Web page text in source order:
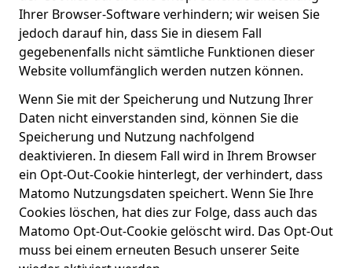
Ihrer Browser-Software verhindern; wir weisen Sie
jedoch darauf hin, dass Sie in diesem Fall
gegebenenfalls nicht sämtliche Funktionen dieser
Website vollumfänglich werden nutzen können.
Wenn Sie mit der Speicherung und Nutzung Ihrer
Daten nicht einverstanden sind, können Sie die
Speicherung und Nutzung nachfolgend
deaktivieren. In diesem Fall wird in Ihrem Browser
ein Opt-Out-Cookie hinterlegt, der verhindert, dass
Matomo Nutzungsdaten speichert. Wenn Sie Ihre
Cookies löschen, hat dies zur Folge, dass auch das
Matomo Opt-Out-Cookie gelöscht wird. Das Opt-Out
muss bei einem erneuten Besuch unserer Seite